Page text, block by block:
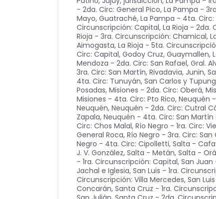
- 2da. Circ: General Pico, La Pampa -
Mayo, Guatraché, La Pampa - 4ta.
Circunscripción: Capital, La Rioja - 2da.
Rioja - 3ra. Circunscripción: Chamical,
Aimogasta, La Rioja - 5ta.
Circ: Capital, Godoy Cruz, Guaymallen,
Mendoza - 2da. Circ: San Rafael, Gral.
3ra. Circ: San Martín, Rivadavia, Junin,
4ta. Circ: Tunuyán, San Carlos y
Posadas, Misiones - 2da. Circ: Oberá,
Misiones - 4ta. Circ: Pto Rico, Neuquén
Neuquén, Neuquén - 2da. Circ: Cutral
Zapala, Neuquén - 4ta. Circ: San Martín
Circ: Chos Malal, Río Negro - 1ra. Circ:
General Roca, Río Negro - 3ra. Circ:
Negro - 4ta. Circ: Cipolletti, Salta -
J. V. González, Salta - Metán, Salta -
- 1ra. Circunscripción: Capital, San
Jachal e Iglesia, San Luis - 1ra.
Circunscripción: Villa Mercedes, San
Concarán, Santa Cruz - 1ra.